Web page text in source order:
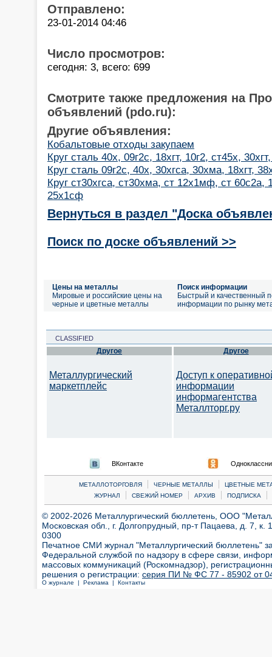
Отправлено:
23-01-2014 04:46
Число просмотров:
сегодня: 3, всего: 699
Смотрите также предложения на
объявлений (pdo.ru):
Другие объявления:
Кобальтовые отходы закупаем
Круг сталь 40х, 09г2с, 18хгт, 10г2, ст45х,
Круг сталь 09г2с, 40х, 30хгса, 30хма, 18хгт,
Круг ст30хгса, ст30хма, ст 12х1мф, ст 60с2а,
25х1сф
Вернуться в раздел "Доска
Поиск по доске объявлений >>
Цены на металлы
Мировые и российские цены на
черные и цветные металлы
Поиск информации
Быстрый и качественный
информации по рынку
CLASSIFIED
Другое
Металлургический
маркетплейс
Другое
Доступ к
информации
информагентства
Металлторг.ру
ВКонтакте
МЕТАЛЛОТОРГОВЛЯ | ЧЕРНЫЕ МЕТАЛЛЫ |
ЦВЕТНЫЕ
ЖУРНАЛ
| СВЕЖИЙ НОМЕР | АРХИВ | ПОДПИСКА |
© 2002-2026 Металлургический бюллетень, ООО
Московская обл., г. Долгопрудный, пр-т Пацаева, д. 7,
0300
Печатное СМИ журнал "Металлургический бюллетень"
Федеральной службой по надзору в сфере связи,
массовых коммуникаций (Роскомнадзор),
решения о регистрации: серия ПИ № ФС 77 - 85902 от 04
О журнале | Реклама | Контакты